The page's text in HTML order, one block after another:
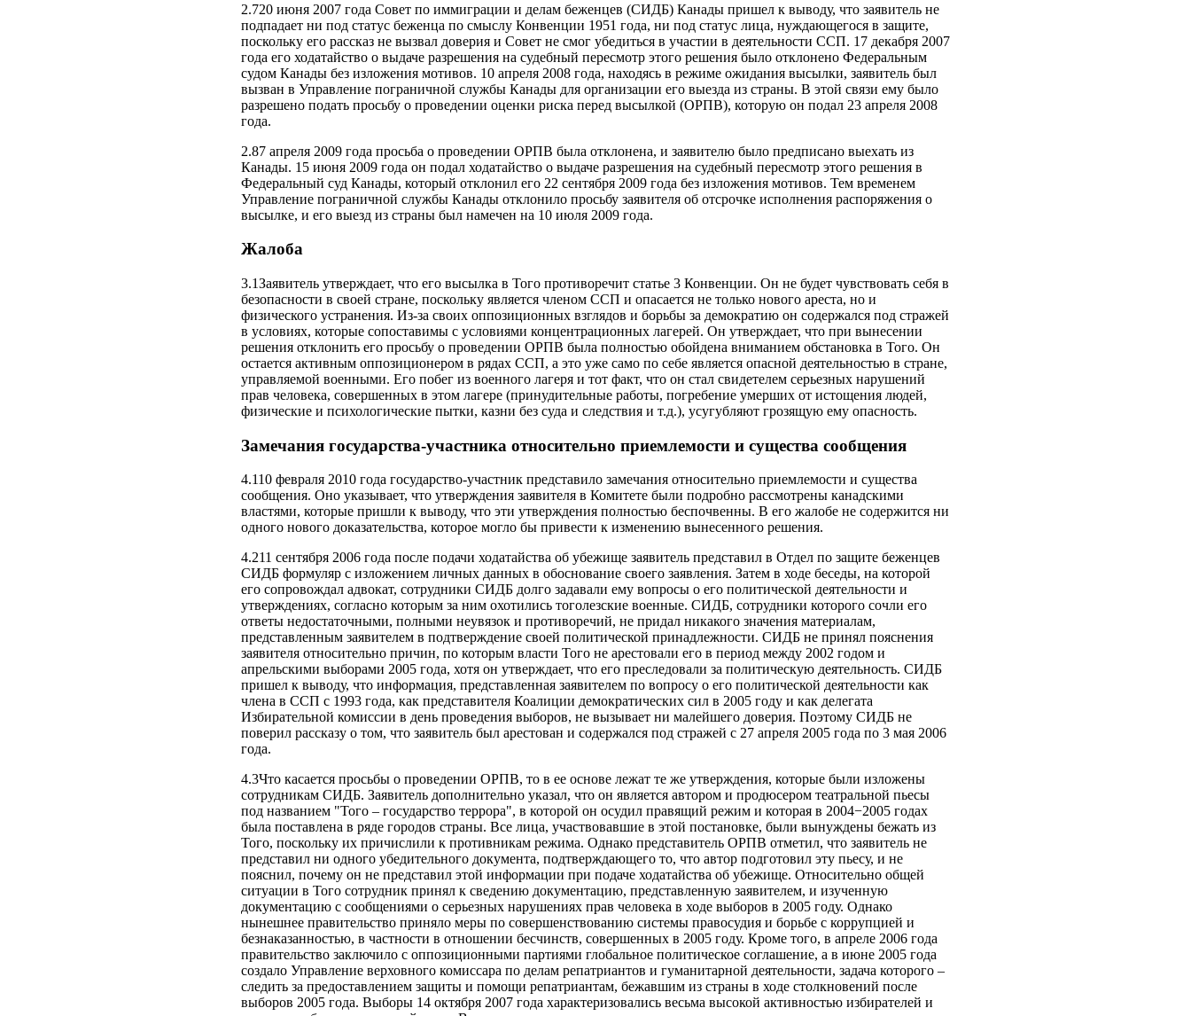
2.720 июня 2007 года Совет по иммиграции и делам беженцев (СИДБ) Канады пришел к выводу, что заявитель не
подпадает ни под статус беженца по смыслу Конвенции 1951 года, ни под статус лица, нуждающегося в защите,
поскольку его рассказ не вызвал доверия и Совет не смог убедиться в участии в деятельности ССП. 17 декабря 2007
года его ходатайство о выдаче разрешения на судебный пересмотр этого решения было отклонено Федеральным
судом Канады без изложения мотивов. 10 апреля 2008 года, находясь в режиме ожидания высылки, заявитель был
вызван в Управление пограничной службы Канады для организации его выезда из страны. В этой связи ему было
разрешено подать просьбу о проведении оценки риска перед высылкой (ОРПВ), которую он подал 23 апреля 2008
года.
2.87 апреля 2009 года просьба о проведении ОРПВ была отклонена, и заявителю было предписано выехать из
Канады. 15 июня 2009 года он подал ходатайство о выдаче разрешения на судебный пересмотр этого решения в
Федеральный суд Канады, который отклонил его 22 сентября 2009 года без изложения мотивов. Тем временем
Управление пограничной службы Канады отклонило просьбу заявителя об отсрочке исполнения распоряжения о
высылке, и его выезд из страны был намечен на 10 июля 2009 года.
Жалоба
3.1Заявитель утверждает, что его высылка в Того противоречит статье 3 Конвенции. Он не будет чувствовать себя в
безопасности в своей стране, поскольку является членом ССП и опасается не только нового ареста, но и
физического устранения. Из-за своих оппозиционных взглядов и борьбы за демократию он содержался под стражей
в условиях, которые сопоставимы с условиями концентрационных лагерей. Он утверждает, что при вынесении
решения отклонить его просьбу о проведении ОРПВ была полностью обойдена вниманием обстановка в Того. Он
остается активным оппозиционером в рядах ССП, а это уже само по себе является опасной деятельностью в стране,
управляемой военными. Его побег из военного лагеря и тот факт, что он стал свидетелем серьезных нарушений
прав человека, совершенных в этом лагере (принудительные работы, погребение умерших от истощения людей,
физические и психологические пытки, казни без суда и следствия и т.д.), усугубляют грозящую ему опасность.
Замечания государства-участника относительно приемлемости и существа сообщения
4.110 февраля 2010 года государство-участник представило замечания относительно приемлемости и существа
сообщения. Оно указывает, что утверждения заявителя в Комитете были подробно рассмотрены канадскими
властями, которые пришли к выводу, что эти утверждения полностью беспочвенны. В его жалобе не содержится ни
одного нового доказательства, которое могло бы привести к изменению вынесенного решения.
4.211 сентября 2006 года после подачи ходатайства об убежище заявитель представил в Отдел по защите беженцев
СИДБ формуляр с изложением личных данных в обоснование своего заявления. Затем в ходе беседы, на которой
его сопровождал адвокат, сотрудники СИДБ долго задавали ему вопросы о его политической деятельности и
утверждениях, согласно которым за ним охотились тоголезские военные. СИДБ, сотрудники которого сочли его
ответы недостаточными, полными неувязок и противоречий, не придал никакого значения материалам,
представленным заявителем в подтверждение своей политической принадлежности. СИДБ не принял пояснения
заявителя относительно причин, по которым власти Того не арестовали его в период между 2002 годом и
апрельскими выборами 2005 года, хотя он утверждает, что его преследовали за политическую деятельность. СИДБ
пришел к выводу, что информация, представленная заявителем по вопросу о его политической деятельности как
члена в ССП с 1993 года, как представителя Коалиции демократических сил в 2005 году и как делегата
Избирательной комиссии в день проведения выборов, не вызывает ни малейшего доверия. Поэтому СИДБ не
поверил рассказу о том, что заявитель был арестован и содержался под стражей с 27 апреля 2005 года по 3 мая 2006
года.
4.3Что касается просьбы о проведении ОРПВ, то в ее основе лежат те же утверждения, которые были изложены
сотрудникам СИДБ. Заявитель дополнительно указал, что он является автором и продюсером театральной пьесы
под названием "Того – государство террора", в которой он осудил правящий режим и которая в 2004−2005 годах
была поставлена в ряде городов страны. Все лица, участвовавшие в этой постановке, были вынуждены бежать из
Того, поскольку их причислили к противникам режима. Однако представитель ОРПВ отметил, что заявитель не
представил ни одного убедительного документа, подтверждающего то, что автор подготовил эту пьесу, и не
пояснил, почему он не представил этой информации при подаче ходатайства об убежище. Относительно общей
ситуации в Того сотрудник принял к сведению документацию, представленную заявителем, и изученную
документацию с сообщениями о серьезных нарушениях прав человека в ходе выборов в 2005 году. Однако
нынешнее правительство приняло меры по совершенствованию системы правосудия и борьбе с коррупцией и
безнаказанностью, в частности в отношении бесчинств, совершенных в 2005 году. Кроме того, в апреле 2006 года
правительство заключило с оппозиционными партиями глобальное политическое соглашение, а в июне 2005 года
создало Управление верховного комиссара по делам репатриантов и гуманитарной деятельности, задача которого –
следить за предоставлением защиты и помощи репатриантам, бежавшим из страны в ходе столкновений после
выборов 2005 года. Выборы 14 октября 2007 года характеризовались весьма высокой активностью избирателей и